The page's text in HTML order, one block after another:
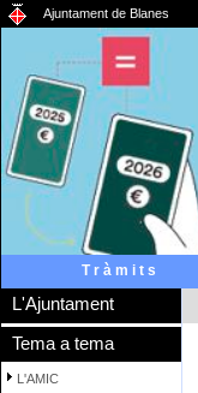
Ajuntament de Blanes
T r à m i t s
L'Ajuntament
Tema a tema
L'AMIC